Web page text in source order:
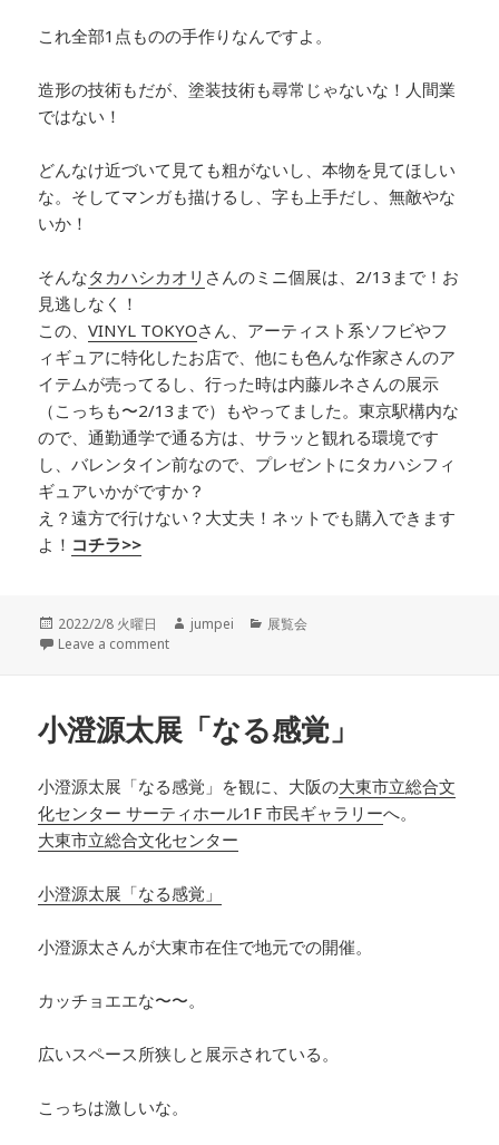
これ全部1点ものの手作りなんですよ。
造形の技術もだが、塗装技術も尋常じゃないな！人間業
ではない！
どんなけ近づいて見ても粗がないし、本物を見てほしい
な。そしてマンガも描けるし、字も上手だし、無敵やな
いか！
そんなタカハシカオリ さんのミニ個展は、2/13まで！お
見逃しなく！
この、VINYL TOKYOさん、アーティスト系ソフビやフ
ィギュアに特化したお店で、他にも色んな作家さんのア
イテムが売ってるし、行った時は内藤ルネさんの展示
（こっちも〜2/13まで）もやってました。東京駅構内な
ので、通勤通学で通る方は、サラッと観れる環境です
し、バレンタイン前なので、プレゼントにタカハシフィ
ギュアいかがですか？
え？遠方で行けない？大丈夫！ネットでも購入できます
よ！ コチラ>>
投
稿
2022/2/8 火曜日
作
jumpei
カ
展覧会
Leave a comment
小澄源太展「なる感覚」
小澄源太展「なる感覚」を観に、大阪の大東市立総合文
化センター サーティホール1F 市民ギャラリーへ。
大東市立総合文化センター
小澄源太展「なる感覚」
小澄源太さんが大東市在住で地元での開催。
カッチョエエな〜〜。
広いスペース所狭しと展示されている。
こっちは激しいな。